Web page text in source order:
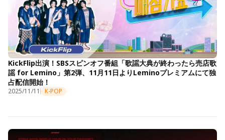
KickFlip出演！SBSスピンオフ番組「歌謡大典が終わったら売店歌
謡 for Lemino」第2弾、11月11日よりLeminoプレミアムにて独
占配信開始！
2025/11/11 K-POP